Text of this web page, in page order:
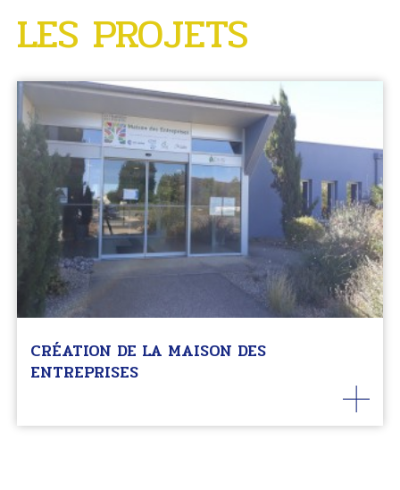
LES PROJETS
CRÉATION DE LA MAISON DES
ENTREPRISES